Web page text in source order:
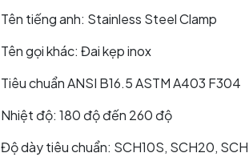
Tên tiếng anh: Stainless Steel Clamp
Tên gọi khác: Đai kẹp inox
Tiêu chuẩn ANSI B16.5 ASTM A403 F304
Nhiệt độ: 180 độ đến 260 độ
Độ dày tiêu chuẩn: SCH10S, SCH20,